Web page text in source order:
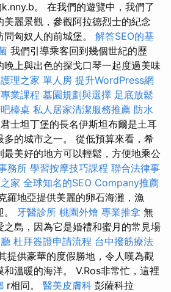
。 在我們的遊覽中，我們了
麗景觀，參觀阿拉德烈士的紀念
匈奴人的前城堡。 解答SEO的基
我們引導乘客回到幾個世紀的歷
晚上與出色的探戈口琴一起度過美味
護理之家 單人房 提升WordPress網
業課程 墓園規劃與選擇 足底放鬆
吧檯桌 私人居家清潔服務推薦 防水
士坦丁堡的長名伊斯坦布爾是土耳
多的城市之一。 從低預算來看，希
最美好的地方可以輕鬆，方便地乘公
務所 學習按摩技巧課程 聯合法律事
家 全球知名的SEO Company推薦
羅地亞提供美麗的卵石海灘，漁
牙醫診所 桃園外燴 專業推拿 無
之島，因為它是婚禮和蜜月的常見場
杜拜簽證申請流程 台中撥筋療法
提供豪華的度假勝地，令人嘆為觀
溫暖的海洋。 V.Ros非常忙，這裡
r相同。 醫美皮膚科 彭薩科拉